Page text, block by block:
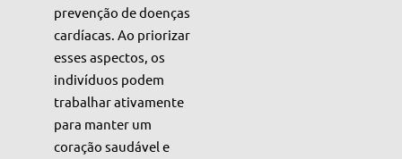
prevenção de doenças
cardíacas. Ao priorizar
esses aspectos, os
indivíduos podem
trabalhar ativamente
para manter um
coração saudável e